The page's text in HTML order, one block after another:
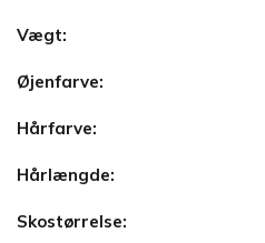
Vægt:
Øjenfarve:
Hårfarve:
Hårlængde:
Skostørrelse: